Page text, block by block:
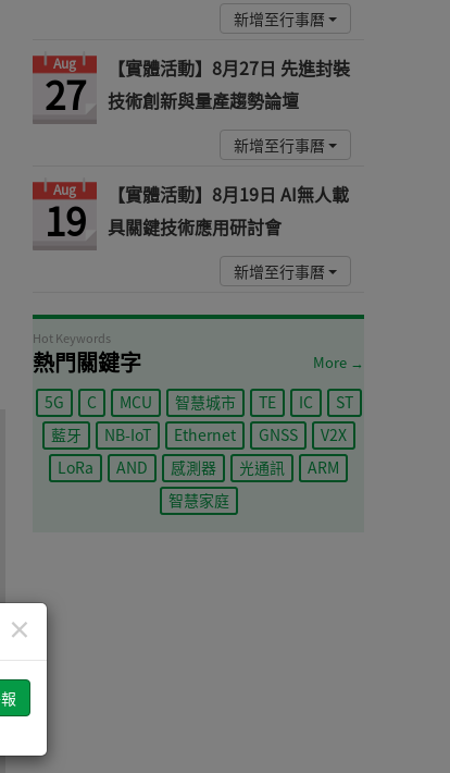
新增至行事曆
Aug
27
【實體活動】8月27日 先進封裝
技術創新與量產趨勢論壇
新增至行事曆
Aug
19
【實體活動】8月19日 AI無人載
具關鍵技術應用研討會
新增至行事曆
Hot Keywords
熱門關鍵字 More →
5G C MCU 智慧城市 TE IC
ST
藍牙
NB-IoT Ethernet GNSS
V2X
LoRa
AND 感測器 光通訊
ARM
智慧家庭
×